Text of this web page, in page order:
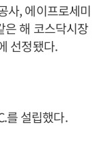
사, 에이프로세미
은 해 코스닥시장
선정됐다.
를 설립했다.